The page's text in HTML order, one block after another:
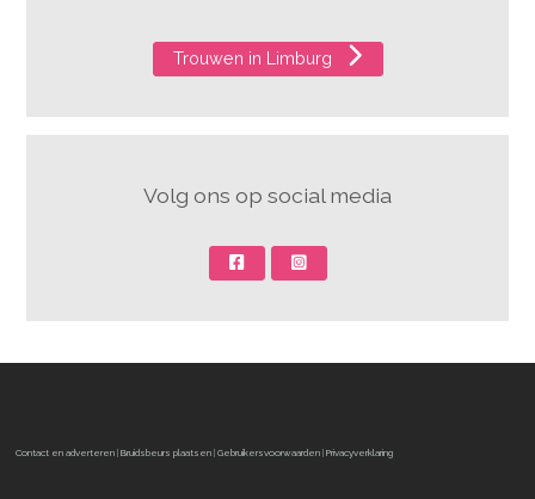
Trouwen in Limburg
Volg ons op social media
Contact en adverteren |Bruidsbeurs plaatsen |Gebruikersvoorwaarden |Privacyverklaring